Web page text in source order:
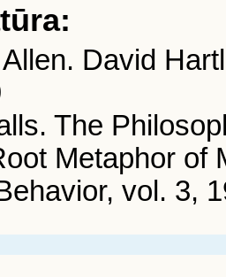
David
The
Metaphor of
vol. 3,